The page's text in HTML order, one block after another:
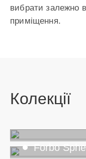
вибрати залежно
приміщення.
Колекції
Forbo